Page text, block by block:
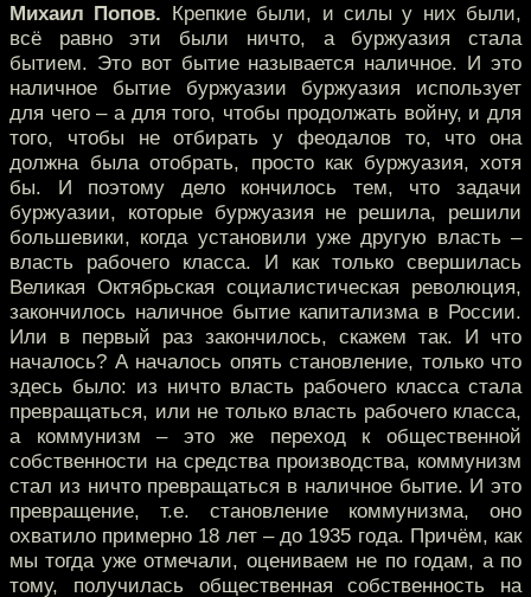
Михаил Попов. Крепкие были, и силы у них были,
всё равно эти были ничто, а буржуазия стала
бытием. Это вот бытие называется наличное. И это
наличное бытие буржуазии буржуазия использует
для чего – а для того, чтобы продолжать войну, и для
того, чтобы не отбирать у феодалов то, что она
должна была отобрать, просто как буржуазия, хотя
бы. И поэтому дело кончилось тем, что задачи
буржуазии, которые буржуазия не решила, решили
большевики, когда установили уже другую власть –
власть рабочего класса. И как только свершилась
Великая Октябрьская социалистическая революция,
закончилось наличное бытие капитализма в России.
Или в первый раз закончилось, скажем так. И что
началось? А началось опять становление, только что
здесь было: из ничто власть рабочего класса стала
превращаться, или не только власть рабочего класса,
а коммунизм – это же переход к общественной
собственности на средства производства, коммунизм
стал из ничто превращаться в наличное бытие. И это
превращение, т.е. становление коммунизма, оно
охватило примерно 18 лет – до 1935 года. Причём, как
мы тогда уже отмечали, оцениваем не по годам, а по
тому, получилась общественная собственность на